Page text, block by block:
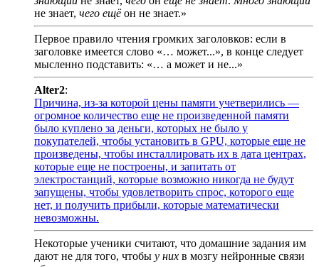
не знает, чего ещёон не знает.»
Первое правило чтения громких заголовков: если в
заголовке имеется слово «… может...», в конце следует
мысленно подставить: «… а может и не...»
Alter2:
Причина, из-за которой цены памяти учетверились —
огромное количество еще не произведенной памяти
было куплено за деньги, которых не было у
покупателей, чтобы установить в GPU, которые еще не
произведены, чтобы инсталлировать их в дата центрах,
которые еще не построены, и запитать от
электростанций, которые возможно никогда не будут
запущены, чтобы удовлетворить спрос, которого еще
нет, и получить прибыли, которые математически
невозможны.
Некоторые ученики считают, что домашние задания им
дают не для того, чтобы у них в мозгу нейронные связи